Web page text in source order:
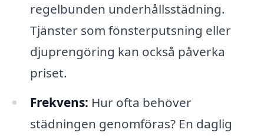
regelbunden underhållsstädning.
Tjänster som fönsterputsning eller
djuprengöring kan också påverka
priset.
Frekvens: Hur ofta behöver
städningen genomföras? En daglig